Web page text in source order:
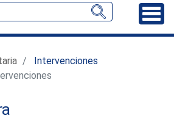
Intervenciones